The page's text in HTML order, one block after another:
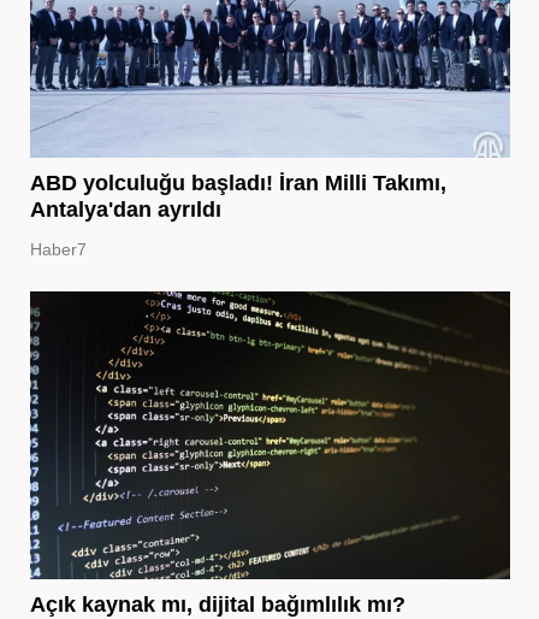
ABD yolculuğu başladı! İran Milli Takımı,
Antalya'dan ayrıldı
Haber7
Açık kaynak mı, dijital bağımlılık mı?